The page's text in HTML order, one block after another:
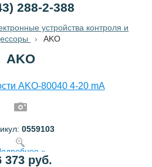
288-2-388
устройства контроля и
AKO
AKO
AKO-80040 4-20 mA
0559103
»
373 руб.